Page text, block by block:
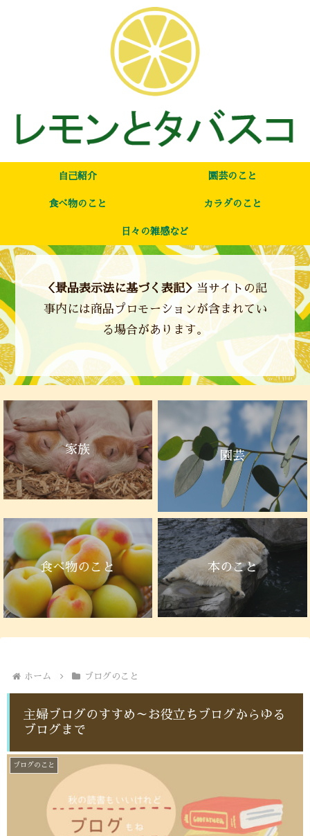
自己紹介 園芸のこと
食べ物のこと カラダのこと
日々の雑感など
＜景品表示法に基づく表記＞ 当サイトの記
事内には商品プロモーションが含まれてい
る場合があります。
家族
園芸
食べ物のこと 本のこと
ホーム ブログのこと
主婦ブログのすすめ～お役立ちブログからゆる
ブログまで
ブログのこと